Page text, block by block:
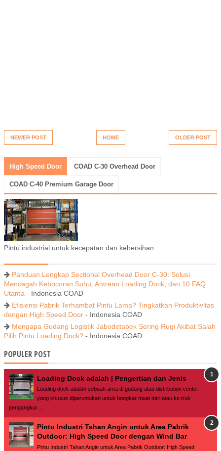
NEWER POST OLDER POST
HOME
High Speed Door COAD C-30 Overhead Door
COAD C-40 Premium Garage Door
Pintu industrial untuk kecepatan dan kebersihan
Panduan Lengkap Sectional Overhead Door C-30: Solusi
Mencegah Kebocoran Suhu, Antrean Loading Dock, dan 10 FAQ
Utama - Indonesia COAD
Efisiensi Pabrik Terhambat Pintu Lama? Tingkatkan Produktivitas
dengan High Speed Door - Indonesia COAD
Mengapa Gudang Logistik Jabodetabek Sering Rugi Akibat Salah
Pilih Pintu Loading Dock? - Indonesia COAD
POPULER POST
Loading Dock adalah | Pengertian dan Jenis
Loading dock adalah sebuah area di gudang atau distribution center
yang khusus diperuntukan untuk bongkar muat dari atau ke truk
pengangkut ...
Pintu Industri Tahan Angin untuk Area Pabrik
Outdoor: High Speed Door dengan Wind Bar
Pintu Industri Tahan Angin untuk Area Pabrik Outdoor: High Speed